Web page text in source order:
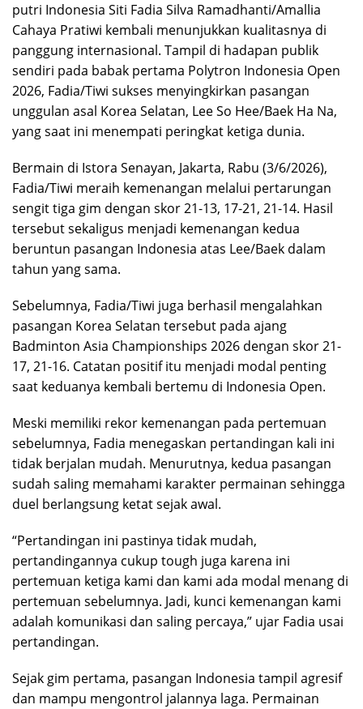
putri Indonesia Siti Fadia Silva Ramadhanti/Amallia
Cahaya Pratiwi kembali menunjukkan kualitasnya di
panggung internasional. Tampil di hadapan publik
sendiri pada babak pertama Polytron Indonesia Open
2026, Fadia/Tiwi sukses menyingkirkan pasangan
unggulan asal Korea Selatan, Lee So Hee/Baek Ha Na,
yang saat ini menempati peringkat ketiga dunia.
Bermain di Istora Senayan, Jakarta, Rabu (3/6/2026),
Fadia/Tiwi meraih kemenangan melalui pertarungan
sengit tiga gim dengan skor 21-13, 17-21, 21-14. Hasil
tersebut sekaligus menjadi kemenangan kedua
beruntun pasangan Indonesia atas Lee/Baek dalam
tahun yang sama.
Sebelumnya, Fadia/Tiwi juga berhasil mengalahkan
pasangan Korea Selatan tersebut pada ajang
Badminton Asia Championships 2026 dengan skor 21-
17, 21-16. Catatan positif itu menjadi modal penting
saat keduanya kembali bertemu di Indonesia Open.
Meski memiliki rekor kemenangan pada pertemuan
sebelumnya, Fadia menegaskan pertandingan kali ini
tidak berjalan mudah. Menurutnya, kedua pasangan
sudah saling memahami karakter permainan sehingga
duel berlangsung ketat sejak awal.
“Pertandingan ini pastinya tidak mudah,
pertandingannya cukup tough juga karena ini
pertemuan ketiga kami dan kami ada modal menang di
pertemuan sebelumnya. Jadi, kunci kemenangan kami
adalah komunikasi dan saling percaya,” ujar Fadia usai
pertandingan.
Sejak gim pertama, pasangan Indonesia tampil agresif
dan mampu mengontrol jalannya laga. Permainan